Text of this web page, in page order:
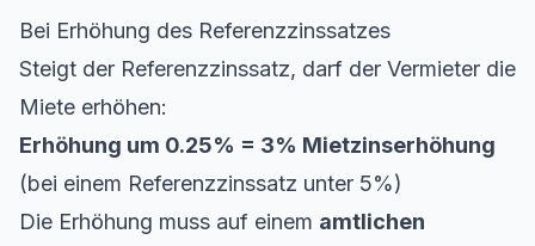
Bei Erhöhung des Referenzzinssatzes
Steigt der Referenzzinssatz, darf der Vermieter die
Miete erhöhen:
Erhöhung um 0.25% = 3% Mietzinserhöhung
(bei einem Referenzzinssatz unter 5%)
Die Erhöhung muss auf einem amtlichen